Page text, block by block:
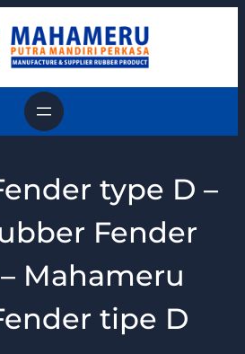
type D –
Fender
Mahameru
tipe D